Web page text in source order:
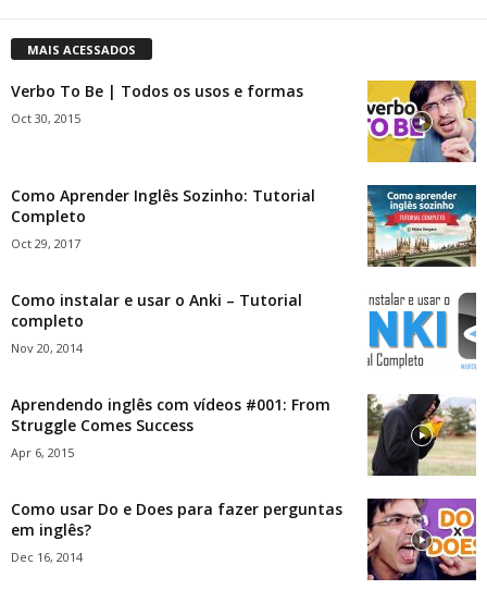
MAIS ACESSADOS
Verbo To Be | Todos os usos e formas
Oct 30, 2015
Como Aprender Inglês Sozinho: Tutorial
Completo
Oct 29, 2017
Como instalar e usar o Anki – Tutorial
completo
Nov 20, 2014
Aprendendo inglês com vídeos #001: From
Struggle Comes Success
Apr 6, 2015
Como usar Do e Does para fazer perguntas
em inglês?
Dec 16, 2014